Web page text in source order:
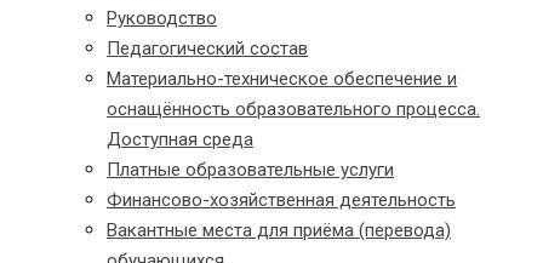
Руководство
Педагогический состав
Материально-техническое обеспечение и
оснащённость образовательного процесса.
Доступная среда
Платные образовательные услуги
Финансово-хозяйственная деятельность
Вакантные места для приёма (перевода)